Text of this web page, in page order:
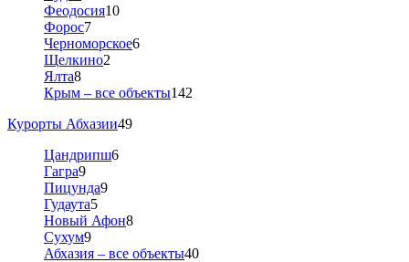
Феодосия10
Форос7
Черноморское6
Щелкино2
Ялта8
Крым – все объекты142
Курорты Абхазии49
Цандрипш6
Гагра9
Пицунда9
Гудаута5
Новый Афон8
Сухум9
Абхазия – все объекты40